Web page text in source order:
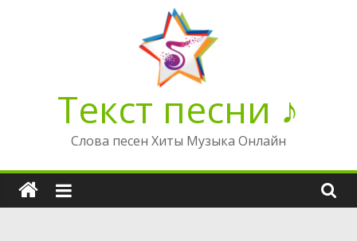
Текст песни ♪
Слова песен Хиты Музыка Онлайн